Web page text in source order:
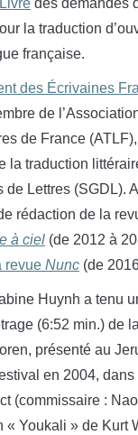
des demandes
la traduction
française.
des Écrivaines
de
de France
la traduction
de Lettres (SGDL).
rédaction de la
à ciel (de 2012 à
revue Nunc (de
Huynh a tenu
(6:52 min.) de
présenté au
en 2004,
(commissaire :
« Youkali » de Kurt